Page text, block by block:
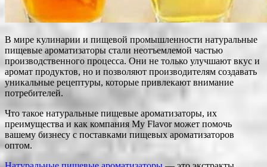
В мире кулинарии и пищевой промышленности натуральные
пищевые ароматизаторы стали неотъемлемой частью
производственного процесса. Они не только улучшают вкус и
аромат продуктов, но и позволяют производителям создавать
уникальные рецептуры, которые привлекают внимание
потребителей.
Что такое натуральные пищевые ароматизаторы, их
преимущества и как компания My Flavor может помочь
вашему бизнесу с поставками пищевых ароматизаторов
оптом.